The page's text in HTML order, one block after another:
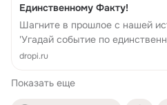
Единственному Факту!
Шагните в прошлое с нашей
'Угадай событие по
dropi.ru
Показать еще